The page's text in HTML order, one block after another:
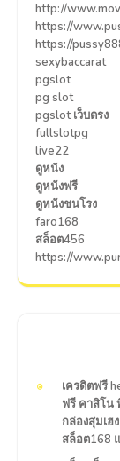
http://
https://
https://
sexybaccarat
pgslot
pg slot
pgslot เว็บตรง
fullslotpg
live22
ดูหนัง
ดูหนังฟรี
ดูหนังชนโรง
faro168
สล็อต456
https://
เครดิตฟรี
ฟรี คาสิโน
กล่องสุ่มเฮ
สล็อต168